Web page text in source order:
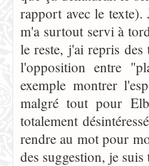
rapport avec le texte).
m'a surtout servi à
le reste, j'ai repris des
l'opposition entre
exemple montrer
malgré tout pour
totalement
rendre au mot pour
des suggestion, je